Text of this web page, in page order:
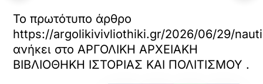
Το πρωτότυπο άρθρο
https://argolikivivliothiki.gr/2026/06/29/
ανήκει στοΑΡΓΟΛΙΚΗ ΑΡΧΕΙΑΚΗ
ΒΙΒΛΙΟΘΗΚΗ ΙΣΤΟΡΙΑΣ ΚΑΙ ΠΟΛΙΤΙΣΜΟΥ .